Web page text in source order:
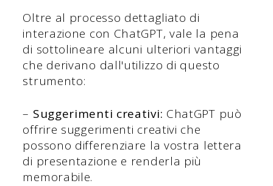
Oltre al processo dettagliato di
interazione con ChatGPT, vale la pena
di sottolineare alcuni ulteriori vantaggi
che derivano dall'utilizzo di questo
strumento:
– Suggerimenti creativi: ChatGPT può
offrire suggerimenti creativi che
possono differenziare la vostra lettera
di presentazione e renderla più
memorabile.